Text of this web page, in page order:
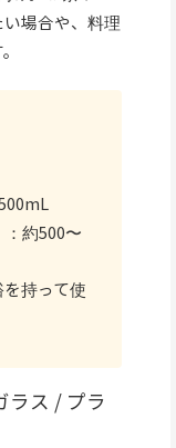
場合や、料理
約500〜
持って使
ラス / プラ